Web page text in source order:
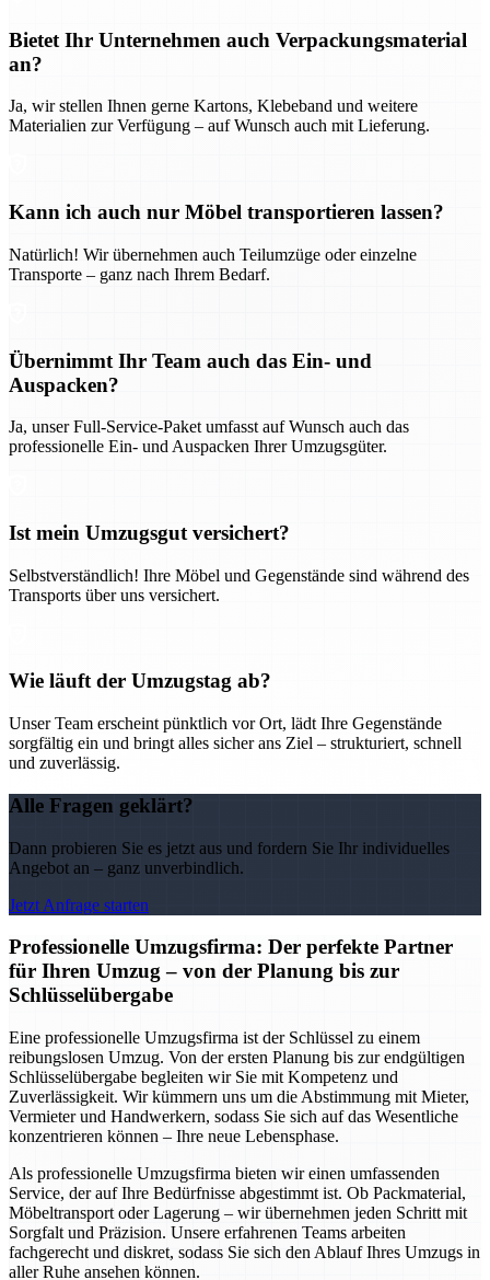
Bietet Ihr Unternehmen auch Verpackungsmaterial
an?
Ja, wir stellen Ihnen gerne Kartons, Klebeband und weitere
Materialien zur Verfügung – auf Wunsch auch mit Lieferung.
Kann ich auch nur Möbel transportieren lassen?
Natürlich! Wir übernehmen auch Teilumzüge oder einzelne
Transporte – ganz nach Ihrem Bedarf.
Übernimmt Ihr Team auch das Ein- und
Auspacken?
Ja, unser Full-Service-Paket umfasst auf Wunsch auch das
professionelle Ein- und Auspacken Ihrer Umzugsgüter.
Ist mein Umzugsgut versichert?
Selbstverständlich! Ihre Möbel und Gegenstände sind während des
Transports über uns versichert.
Wie läuft der Umzugstag ab?
Unser Team erscheint pünktlich vor Ort, lädt Ihre Gegenstände
sorgfältig ein und bringt alles sicher ans Ziel – strukturiert, schnell
und zuverlässig.
Alle Fragen geklärt?
Dann probieren Sie es jetzt aus und fordern Sie Ihr individuelles
Angebot an – ganz unverbindlich.
Jetzt Anfrage starten
Professionelle Umzugsfirma: Der perfekte Partner
für Ihren Umzug – von der Planung bis zur
Schlüsselübergabe
Eine professionelle Umzugsfirma ist der Schlüssel zu einem
reibungslosen Umzug. Von der ersten Planung bis zur endgültigen
Schlüsselübergabe begleiten wir Sie mit Kompetenz und
Zuverlässigkeit. Wir kümmern uns um die Abstimmung mit Mieter,
Vermieter und Handwerkern, sodass Sie sich auf das Wesentliche
konzentrieren können – Ihre neue Lebensphase.
Als professionelle Umzugsfirma bieten wir einen umfassenden
Service, der auf Ihre Bedürfnisse abgestimmt ist. Ob Packmaterial,
Möbeltransport oder Lagerung – wir übernehmen jeden Schritt mit
Sorgfalt und Präzision. Unsere erfahrenen Teams arbeiten
fachgerecht und diskret, sodass Sie sich den Ablauf Ihres Umzugs in
aller Ruhe ansehen können.